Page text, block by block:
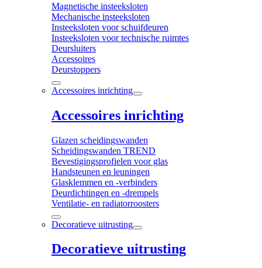
Magnetische insteeksloten
Mechanische insteeksloten
Insteeksloten voor schuifdeuren
Insteeksloten voor technische ruimtes
Deursluiters
Accessoires
Deurstoppers
Accessoires inrichting
Accessoires inrichting
Glazen scheidingswanden
Scheidingswanden TREND
Bevestigingsprofielen voor glas
Handsteunen en leuningen
Glasklemmen en -verbinders
Deurdichtingen en -drempels
Ventilatie- en radiatorroosters
Decoratieve uitrusting
Decoratieve uitrusting